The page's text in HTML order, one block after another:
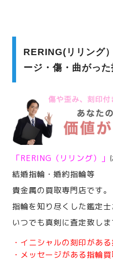
RERING(リリング
ージ・傷・曲がっ
「RERING（リリング）」
結婚指輪・婚約指輪等
貴金属の買取専門店です。
指輪を知り尽くした鑑定士
いつでも真剣に査定致しま
・イニシャルの刻印があ
・メッセージがある指輪